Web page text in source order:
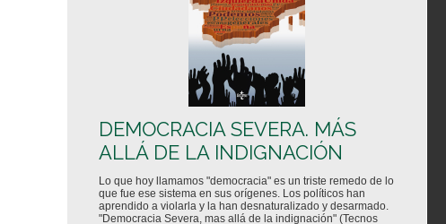
DEMOCRACIA SEVERA. MÁS
ALLÁ DE LA INDIGNACIÓN
Lo que hoy llamamos "democracia" es un triste remedo de lo
que fue ese sistema en sus orígenes. Los políticos han
aprendido a violarla y la han desnaturalizado y desarmado.
"Democracia Severa, mas allá de la indignación" (Tecnos